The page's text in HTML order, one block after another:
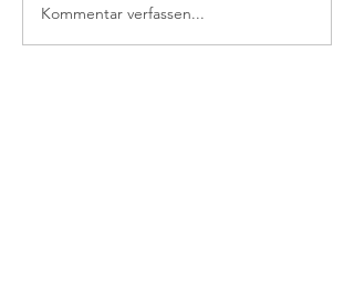
Kommentar verfassen...